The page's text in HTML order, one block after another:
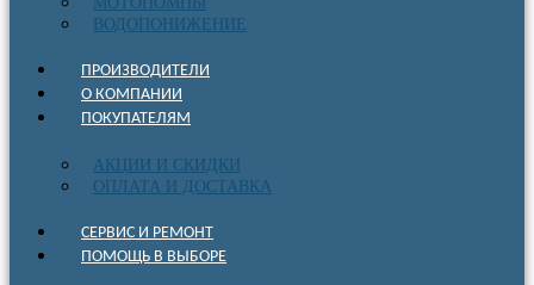
ВОДОПОНИЖЕНИЕ
ПРОИЗВОДИТЕЛИ
О КОМПАНИИ
ПОКУПАТЕЛЯМ
АКЦИИ И СКИДКИ
ОПЛАТА И ДОСТАВКА
СЕРВИС И РЕМОНТ
ПОМОЩЬ В ВЫБОРЕ